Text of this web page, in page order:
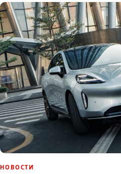
НОВОСТИ